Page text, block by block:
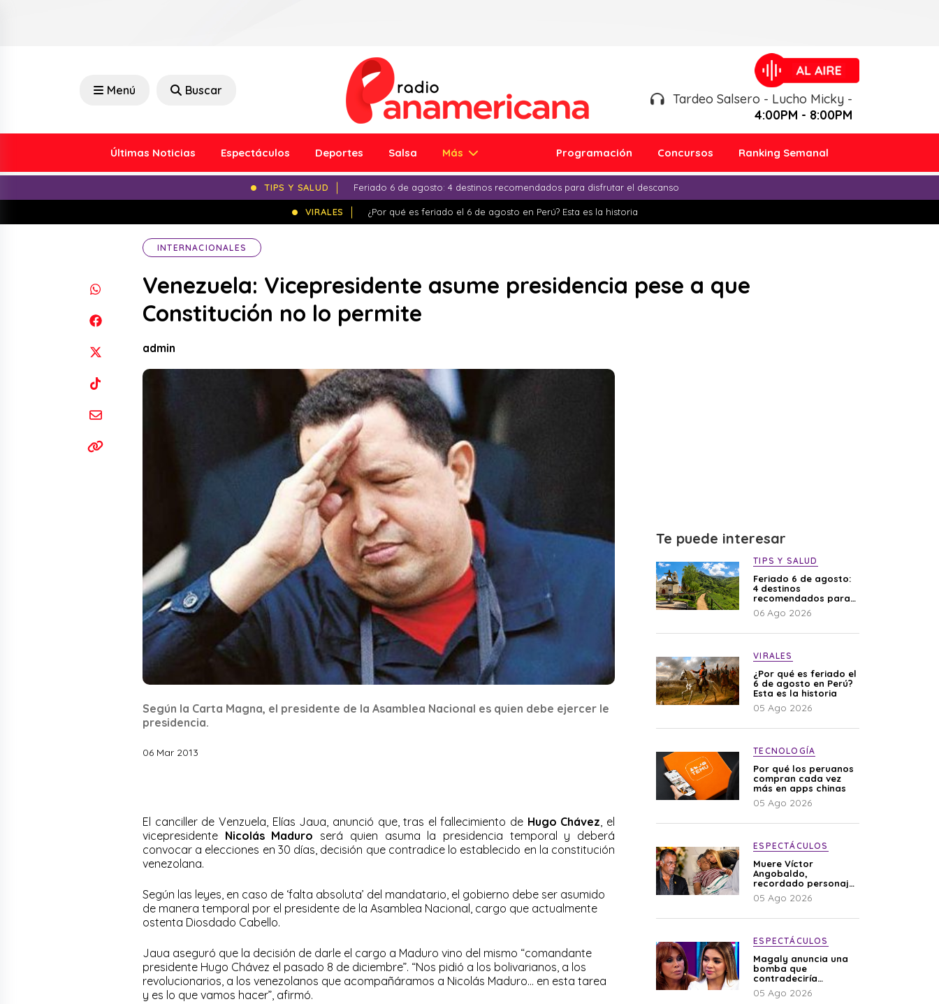
Menú Buscar
Tardeo Salsero - Lucho Micky -
4:00PM - 8:00PM
Últimas Noticias Espectáculos Deportes Salsa Más Programación Concursos Ranking Semanal
TIPS Y SALUD Feriado 6 de agosto: 4 destinos recomendados para disfrutar el descanso
VIRALES ¿Por qué es feriado el 6 de agosto en Perú? Esta es la historia
INTERNACIONALES
Venezuela: Vicepresidente asume presidencia pese a que
Constitución no lo permite
admin
Según la Carta Magna, el presidente de la Asamblea Nacional es quien debe ejercer le
presidencia.
06 Mar 2013
El canciller de Venzuela, Elías Jaua, anunció que, tras el fallecimiento de Hugo Chávez , el
vicepresidente Nicolás Maduro será quien asuma la presidencia temporal y deberá
convocar a elecciones en 30 días, decisión que contradice lo establecido en la constitución
venezolana.
Según las leyes, en caso de ‘falta absoluta’ del mandatario, el gobierno debe ser asumido
de manera temporal por el presidente de la Asamblea Nacional, cargo que actualmente
ostenta Diosdado Cabello.
Jaua aseguró que la decisión de darle el cargo a Maduro vino del mismo “comandante
presidente Hugo Chávez el pasado 8 de diciembre”. “Nos pidió a los bolivarianos, a los
revolucionarios, a los venezolanos que acompañáramos a Nicolás Maduro… en esta tarea
y es lo que vamos hacer”, afirmó.
Te puede interesar
TIPS Y SALUD
Feriado 6 de agosto:
4 destinos
recomendados para
disfrutar el descanso
06 Ago 2026
VIRALES
¿Por qué es feriado el
6 de agosto en Perú?
Esta es la historia
05 Ago 2026
TECNOLOGÍA
Por qué los peruanos
compran cada vez
más en apps chinas
05 Ago 2026
ESPECTÁCULOS
Muere Víctor
Angobaldo,
recordado personaje
de la farándula y
expareja de Shirley
05 Ago 2026
ESPECTÁCULOS
Magaly anuncia una
bomba que
contradeciría
comunicado de La
Bella Luz: “Hay un
05 Ago 2026